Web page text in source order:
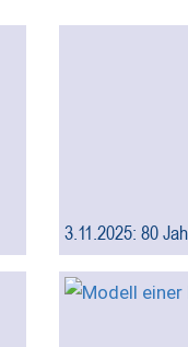
3.11.2025: 80